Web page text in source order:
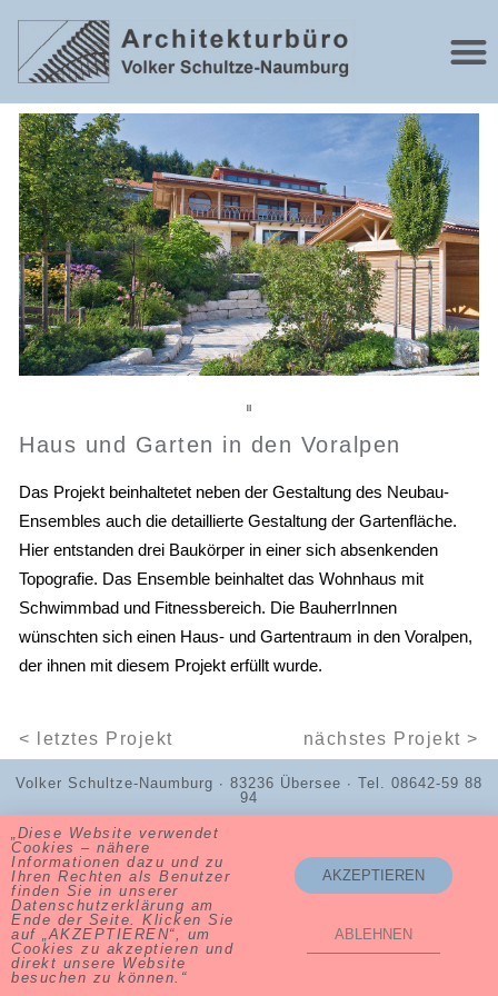
Haus und Garten in den Voralpen
Das Projekt beinhaltetet neben der Gestaltung des Neubau-
Ensembles auch die detaillierte Gestaltung der Gartenfläche.
Hier entstanden drei Baukörper in einer sich absenkenden
Topografie. Das Ensemble beinhaltet das Wohnhaus mit
Schwimmbad und Fitnessbereich. Die BauherrInnen
wünschten sich einen Haus- und Gartentraum in den Voralpen,
der ihnen mit diesem Projekt erfüllt wurde.
< letztes Projekt nächstes Projekt >
Volker Schultze-Naumburg ∙ 83236 Übersee ∙ Tel. 08642-59 88
94
„Diese Website verwendet
Cookies – nähere
Informationen dazu und zu
Ihren Rechten als Benutzer
finden Sie in unserer
Datenschutzerklärung am
Ende der Seite. Klicken Sie
auf „AKZEPTIEREN“, um
Cookies zu akzeptieren und
direkt unsere Website
besuchen zu können.“
AKZEPTIEREN
ABLEHNEN